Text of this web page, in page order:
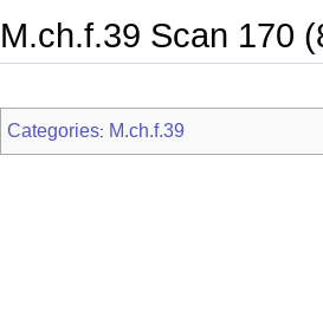
M.ch.f.39 Scan 170
Categories: M.ch.f.39